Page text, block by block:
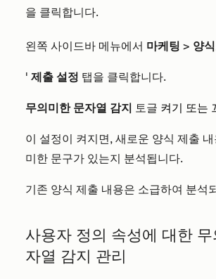
을 클릭합니다.
왼쪽 사이드바 메뉴에서 마케팅 > 양식
' 제출 설정 탭을 클릭합니다.
무의미한 문자열 감지 토글 켜기 또는
이 설정이 켜지면, 새로운 양식 제출
미한 문구가 있는지 분석됩니다.
기존 양식 제출 내용은 소급하여 분석
사용자 정의 속성에 대한
자열 감지 관리